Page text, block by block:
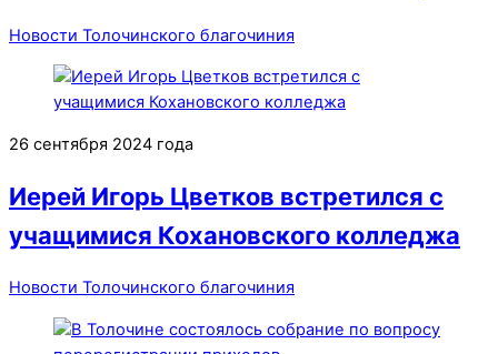
Новости Толочинского благочиния
26 сентября 2024 года
Иерей Игорь Цветков встретился с
учащимися Кохановского колледжа
Новости Толочинского благочиния